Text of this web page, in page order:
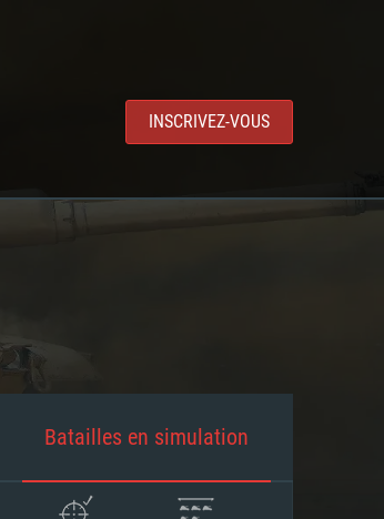
INSCRIVEZ-VOUS
Batailles en simulation